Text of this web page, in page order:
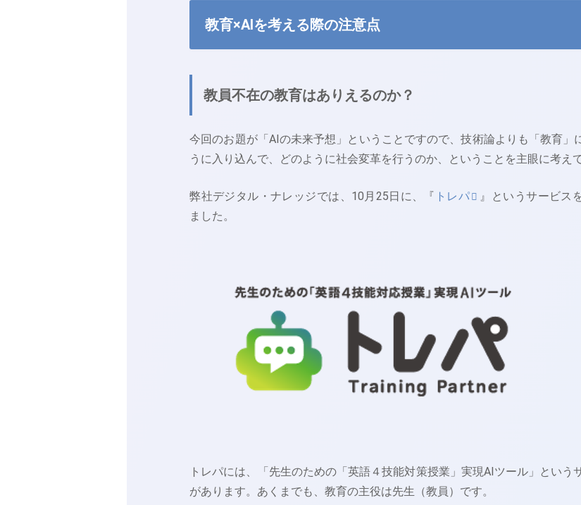
教育×AIを考える際の注意点
教員不在の教育はありえるのか？
今回のお題が「AIの未来予想」ということですので、技術論よりも「教育」
うに入り込んで、どのように社会変革を行うのか、ということを主眼に考え
弊社デジタル・ナレッジでは、10月25日に、『 トレパ
』というサービス
ました。
トレパには、「先生のための「英語４技能対策授業」実現AIツール」という
があります。あくまでも、教育の主役は先生（教員）です。